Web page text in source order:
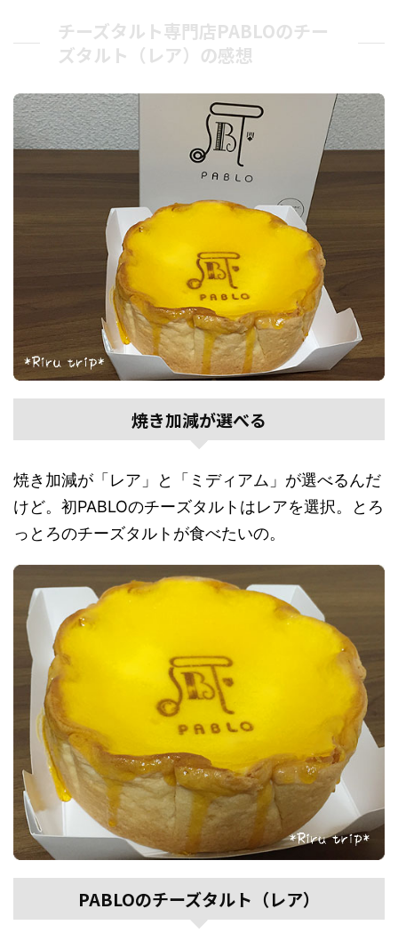
チーズタルト専門店PABLOのチー
ズタルト（レア）の感想
焼き加減が選べる
焼き加減が「レア」と「ミディアム」が選べるんだ
けど。初PABLOのチーズタルトはレアを選択。とろ
っとろのチーズタルトが食べたいの。
PABLOのチーズタルト（レア）